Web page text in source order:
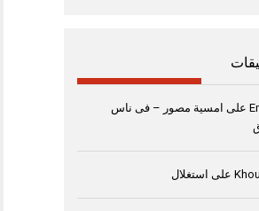
على امسية مصور – فى ناس
على استغلال